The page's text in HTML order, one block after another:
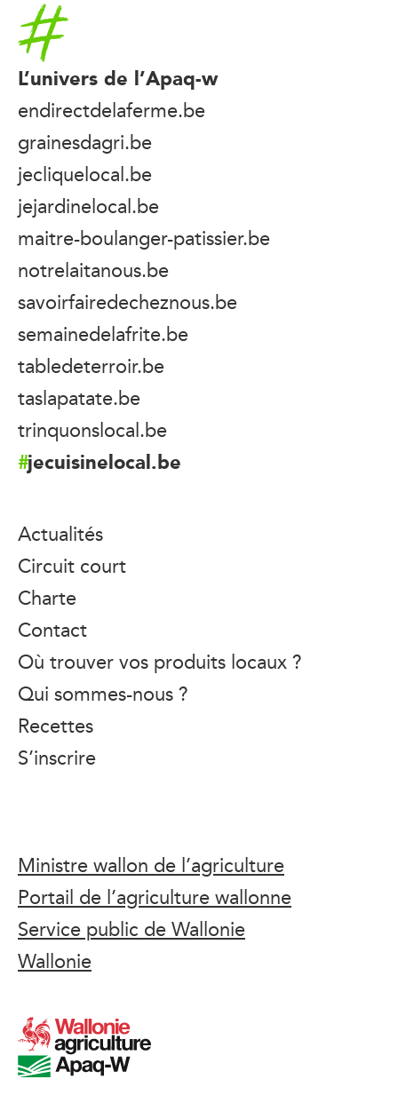
Accueil
L’univers de l’Apaq-w
endirectdelaferme.be
grainesdagri.be
jecliquelocal.be
jejardinelocal.be
maitre-boulanger-patissier.be
notrelaitanous.be
savoirfairedecheznous.be
semainedelafrite.be
tabledeterroir.be
taslapatate.be
trinquonslocal.be
jecuisinelocal.be
Actualités
Circuit court
Charte
Contact
Où trouver vos produits locaux ?
Qui sommes-nous ?
Recettes
S’inscrire
Ministre wallon de l’agriculture
Portail de l’agriculture wallonne
Service public de Wallonie
Wallonie